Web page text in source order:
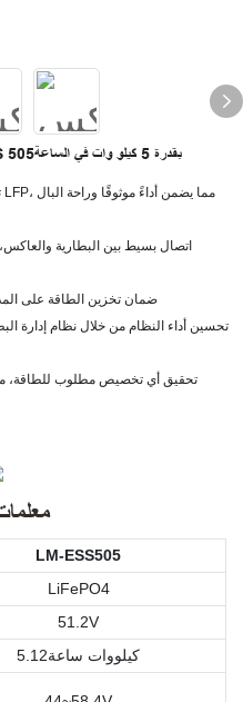
عاكس بقدرة 5 كيلو وات مع بطارية LM-ESS بقدرة 5 كيلو وات في الساعة505
● ضمان تخزين الطاقة على
● تحقيق أي تخصيص مطلوب للطاقة،
معلمات المنتج
LM-ESS505
LiFePO4
51.2V
كيلووات ساعة5.12